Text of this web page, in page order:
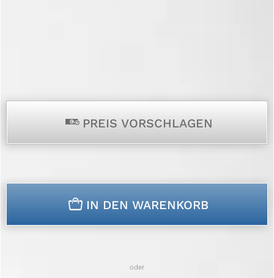
p PREIS VORSCHLAGEN
n IN DEN WARENKORB
oder